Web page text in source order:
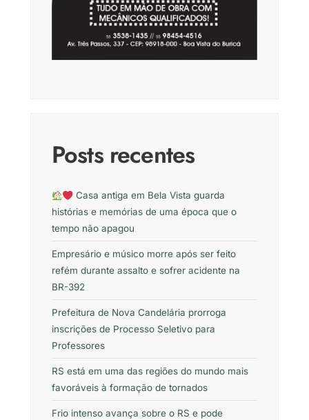
Posts recentes
Casa antiga em Bela Vista guarda
histórias e memórias de uma época que o
tempo não apagou
Empresário e músico morre após ser feito
refém durante assalto e sofrer acidente na
BR-392
Prefeitura de Nova Candelária prorroga
inscrições de Processo Seletivo para
Professores
RS está em uma das regiões do mundo mais
favoráveis à formação de tornados
Frio intenso avança sobre o RS e pode